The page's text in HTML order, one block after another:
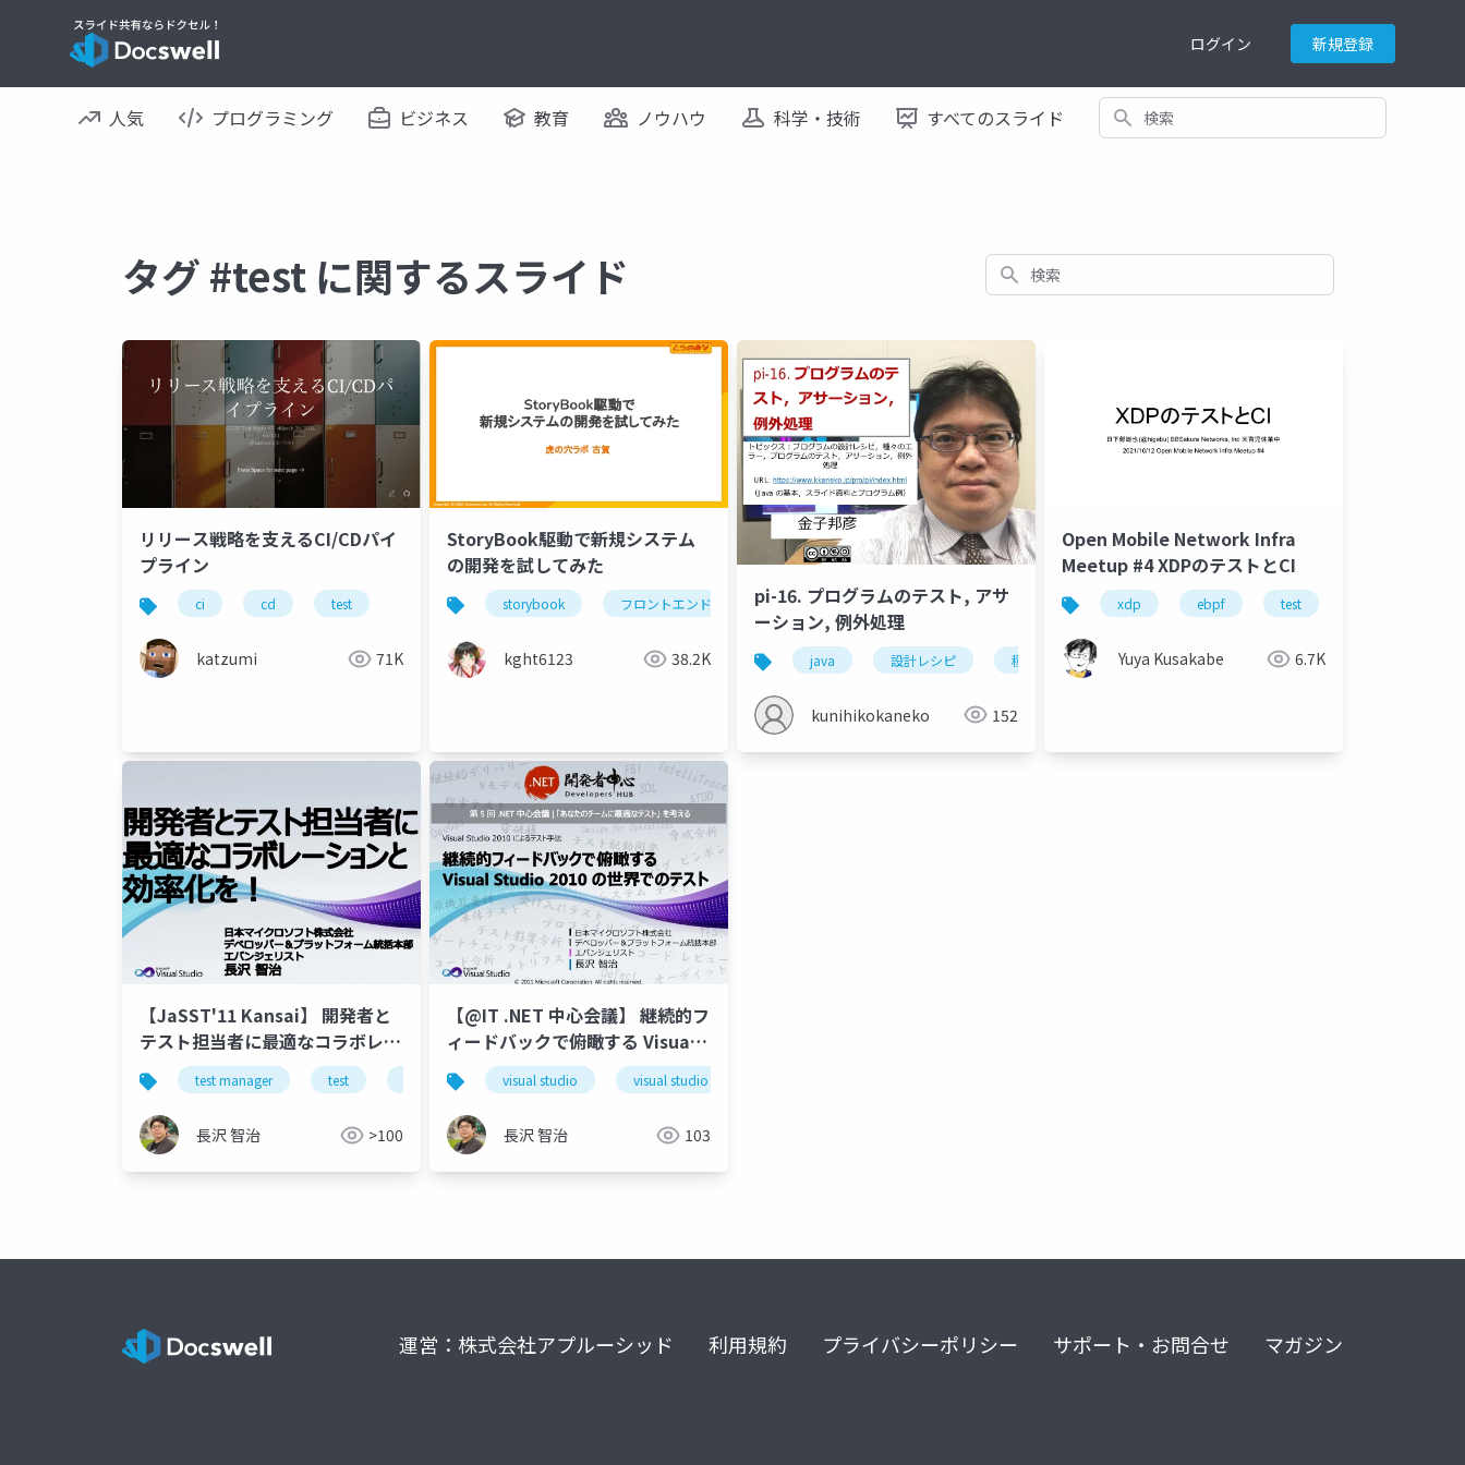
ログイン 新規登録
人気 プログラミング ビジネス 教育 ノウハウ 科学・技術 すべてのスライド 検索
タグ #test に関するスライド 検索
リリース戦略を支えるCI/CDパイ
プライン
ci cd test
katzumi 71K
StoryBook駆動で新規システム
の開発を試してみた
storybook フロントエンド vue.js nuxt.js web
kght6123 38.2K
pi-16. プログラムのテスト, アサ
ーション, 例外処理
java 設計レシピ 種々のエラー プログラムのテスト アサーション
kunihikokaneko 152
Open Mobile Network Infra
Meetup #4 XDPのテストとCI
xdp ebpf test
Yuya Kusakabe 6.7K
【JaSST'11 Kansai】 開発者と
テスト担当者に最適なコラボレー
ションと効率化を！
test manager test jasst11kansai visual studio
長沢 智治 >100
【@IT .NET 中心会議】 継続的フ
ィードバックで俯瞰する Visual
Studio 2010 の世界でのテスト
visual studio visual studio 2010
長沢 智治 103
運営：株式会社アプルーシッド 利用規約 プライバシーポリシー サポート・お問合せ マガジン